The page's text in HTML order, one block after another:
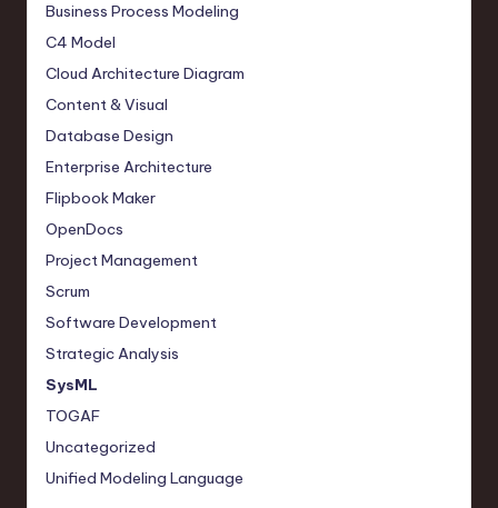
Business Process Modeling
C4 Model
Cloud Architecture Diagram
Content & Visual
Database Design
Enterprise Architecture
Flipbook Maker
OpenDocs
Project Management
Scrum
Software Development
Strategic Analysis
SysML
TOGAF
Uncategorized
Unified Modeling Language